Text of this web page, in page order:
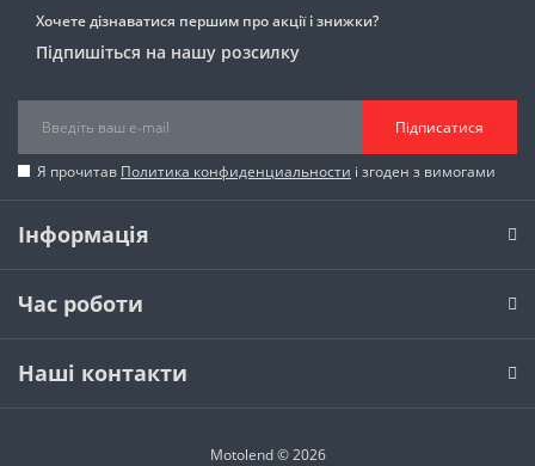
Хочете дізнаватися першим про акції і знижки?
Підпишіться на нашу розсилку
Підписатися
Я прочитав Политика конфиденциальности і згоден з вимогами
Інформація
Час роботи
Наші контакти
Motolend © 2026